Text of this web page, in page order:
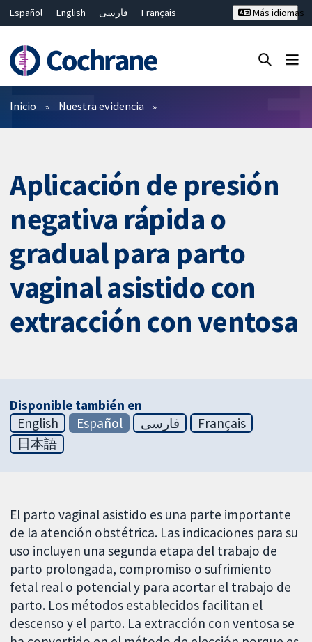
Español English فارسی
Français
Bahasa Malaysia
ไทย 繁體中文
Más idiomas
Filtros
Inicio Nuestra evidencia
Aplicación de presión
negativa rápida o
gradual para parto
vaginal asistido con
extracción con ventosa
Disponible también en
English
Español فارسی
Français
日本語
El parto vaginal asistido es una parte importante
de la atención obstétrica. Las indicaciones para su
uso incluyen una segunda etapa del trabajo de
parto prolongada, compromiso o sufrimiento
fetal real o potencial y para acortar el trabajo de
parto. Los métodos establecidos facilitan el
descenso y el parto. La extracción con ventosa se